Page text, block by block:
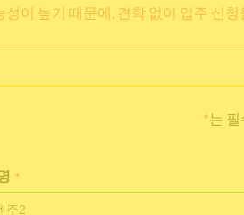
성이 높기 때문에, 견학 없이 입주 신
*는
*